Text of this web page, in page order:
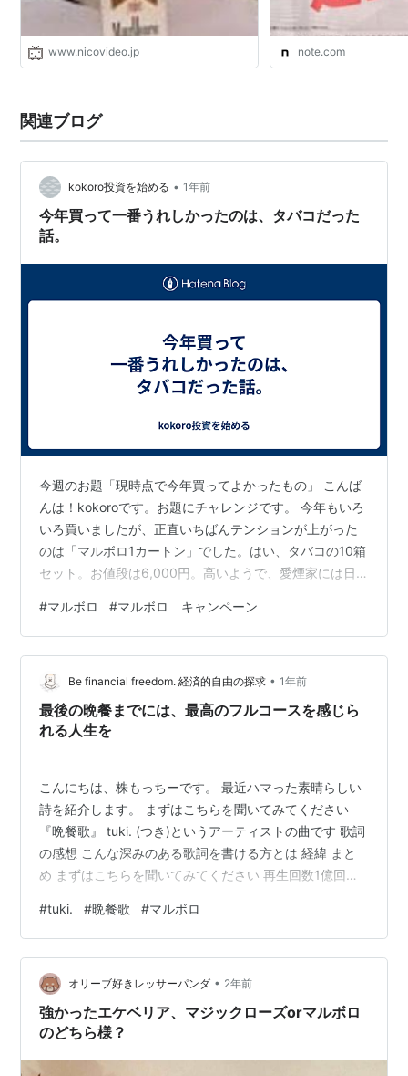
www.nicovideo.jp note.com
関連ブログ
kokoro投資を始める • 1年前
今年買って一番うれしかったのは、タバコだった
話。
今週のお題「現時点で今年買ってよかったもの」 こんば
んは！kokoroです。お題にチャレンジです。 今年もいろ
いろ買いましたが、正直いちばんテンションが上がった
のは「マルボロ1カートン」でした。はい、タバコの10箱
セット。お値段は6,000円。高いようで、愛煙家には日
ペーンの当選です。 タバコ1箱で1ポイント。集めて応
募、当たれば限定グッズ！ マルボロには、購入でポイン
トが貯まり、専用サイトから簡単に応募できるキャンペ
ーンがあります。抽選はワンクリックでOK。常時いくつ
かの景品が出ていて、当選者だけが手に入れられるレア
グッズも。 実はこのキャ…
#マルボロ #マルボロ キャンペーン
Be financial freedom. 経済的自由の探求 • 1年前
最後の晩餐までには、最高のフルコースを感じら
れる人生を
こんにちは、株もっちーです。 最近ハマった素晴らしい
詩を紹介します。 まずはこちらを聞いてみてください
『晩餐歌』 tuki. (つき)というアーティストの曲です 歌詞
の感想 こんな深みのある歌詞を書ける方とは 経緯 まと
め まずはこちらを聞いてみてください 再生回数1億回を
から一緒には居れないな 君を泣かすから 早く忘れて欲し
いんだ 人間だからね たまには違うものも食べたいね 君
を泣かすから そう君を泣かすから でも味気ないんだよね
会いたくなんだよね 君以外会いたくないんだよね なんて
勝手だね 大体曖昧なんだよね 愛の存在証明…
#tuki. #晩餐歌 #マルボロ
オリーブ好きレッサーパンダ • 2年前
強かったエケベリア、マジックローズorマルボロ
のどちら様？